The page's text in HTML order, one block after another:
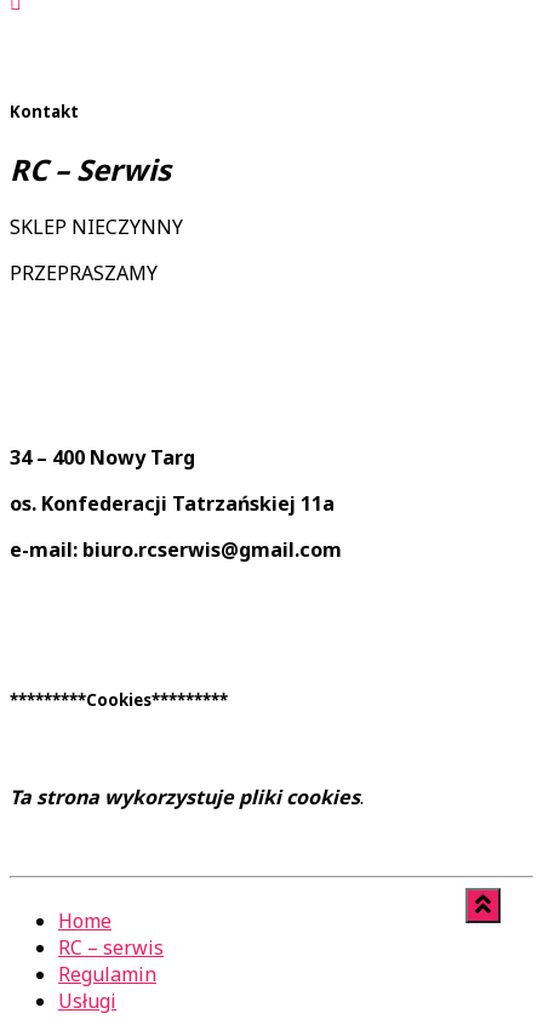
Kontakt
RC – Serwis
SKLEP NIECZYNNY
PRZEPRASZAMY
34 – 400 Nowy Targ
os. Konfederacji Tatrzańskiej 11a
e-mail: biuro.rcserwis@gmail.com
*********Cookies*********
Ta strona wykorzystuje pliki cookies.
Home
RC – serwis
Regulamin
Usługi